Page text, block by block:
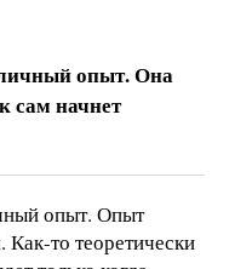
опыт. Она
сам начнет
опыт. Опыт
то теоретически